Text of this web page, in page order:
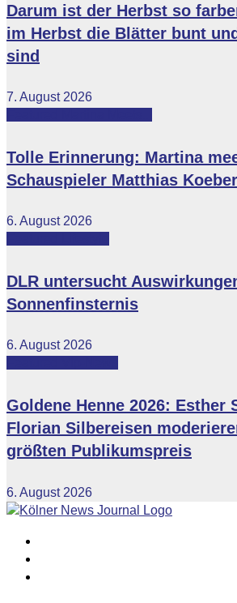
Darum ist der Herbst so
im Herbst die Blätter bunt
sind
7. August 2026
Tolle Erinnerung: Martina
Schauspieler Matthias
6. August 2026
DLR untersucht
Sonnenfinsternis
6. August 2026
Goldene Henne 2026: Esther
Florian Silbereisen
größten Publikumspreis
6. August 2026